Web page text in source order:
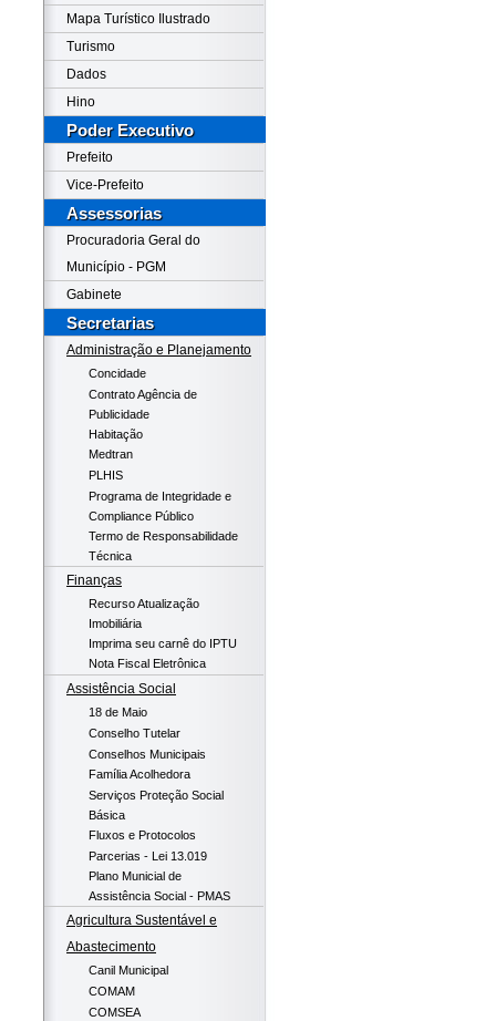
Mapa Turístico Ilustrado
Turismo
Dados
Hino
Poder Executivo
Prefeito
Vice-Prefeito
Assessorias
Procuradoria Geral do
Município - PGM
Gabinete
Secretarias
Administração e Planejamento
Concidade
Contrato Agência de
Publicidade
Habitação
Medtran
PLHIS
Programa de Integridade e
Compliance Público
Termo de Responsabilidade
Técnica
Finanças
Recurso Atualização
Imobiliária
Imprima seu carnê do IPTU
Nota Fiscal Eletrônica
Assistência Social
18 de Maio
Conselho Tutelar
Conselhos Municipais
Família Acolhedora
Serviços Proteção Social
Básica
Fluxos e Protocolos
Parcerias - Lei 13.019
Plano Municial de
Assistência Social - PMAS
Agricultura Sustentável e
Abastecimento
Canil Municipal
COMAM
COMSEA